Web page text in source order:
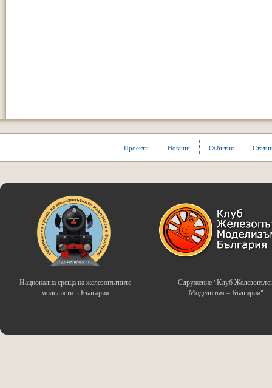
Проекти Новини Събития
Национална среща на железопътните
моделисти в България
Сдружение "Клуб
Моделизъм – България"